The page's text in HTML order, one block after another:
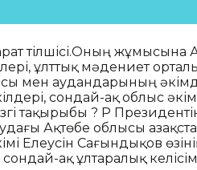
тілшісі.Оның жұмысына
ұлттық мәдениет
мен аудандарының
сондай-ақ облыс
тақырыбы ? ҚР
Ақтөбе облысы
Елеусін Сағындықов
ақ ұлтаралық келісім